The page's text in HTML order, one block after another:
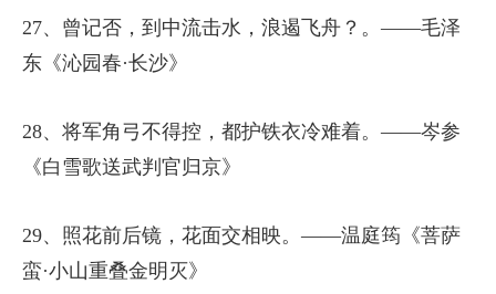
27、曾记否，到中流击水，浪遏飞舟？。——毛泽
东《沁园春·长沙》
28、将军角弓不得控，都护铁衣冷难着。——岑参
《白雪歌送武判官归京》
29、照花前后镜，花面交相映。——温庭筠《菩萨
蛮·小山重叠金明灭》